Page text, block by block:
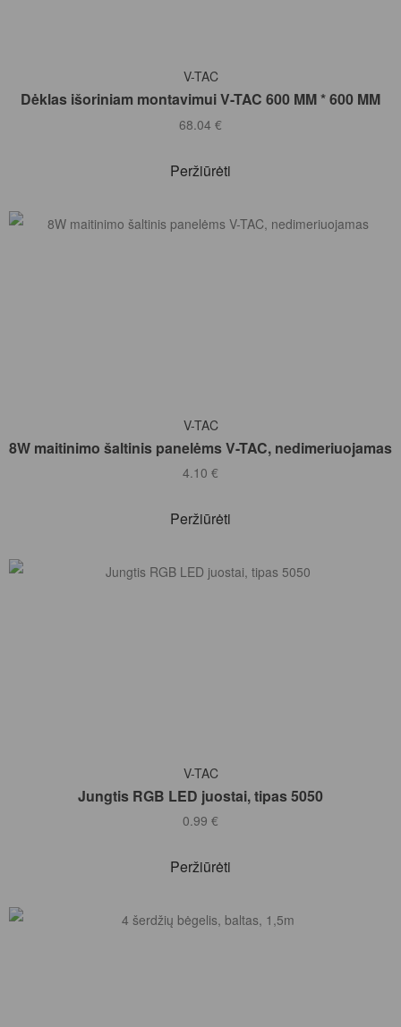
Į KREPŠELĮ
V-TAC
Dėklas išoriniam montavimui V-TAC 600 MM * 600 MM
68.04 €
Peržiūrėti
V-TAC
8W maitinimo šaltinis panelėms V-TAC, nedimeriuojamas
4.10 €
Peržiūrėti
V-TAC
Jungtis RGB LED juostai, tipas 5050
0.99 €
Peržiūrėti